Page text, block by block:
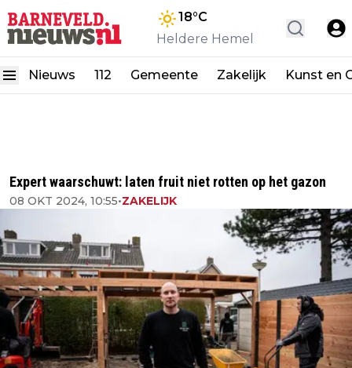
18°C
Heldere Hemel
Nieuws 112 Gemeente Zakelijk Kunst en
Expert waarschuwt: laten fruit niet rotten op het gazon
08 OKT 2024, 10:55•ZAKELIJK